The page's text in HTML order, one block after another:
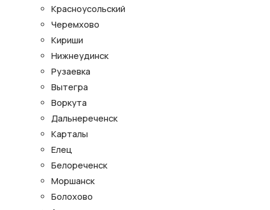
Красноусольский
Черемхово
Кириши
Нижнеудинск
Рузаевка
Вытегра
Воркута
Дальнереченск
Карталы
Елец
Белореченск
Моршанск
Болохово